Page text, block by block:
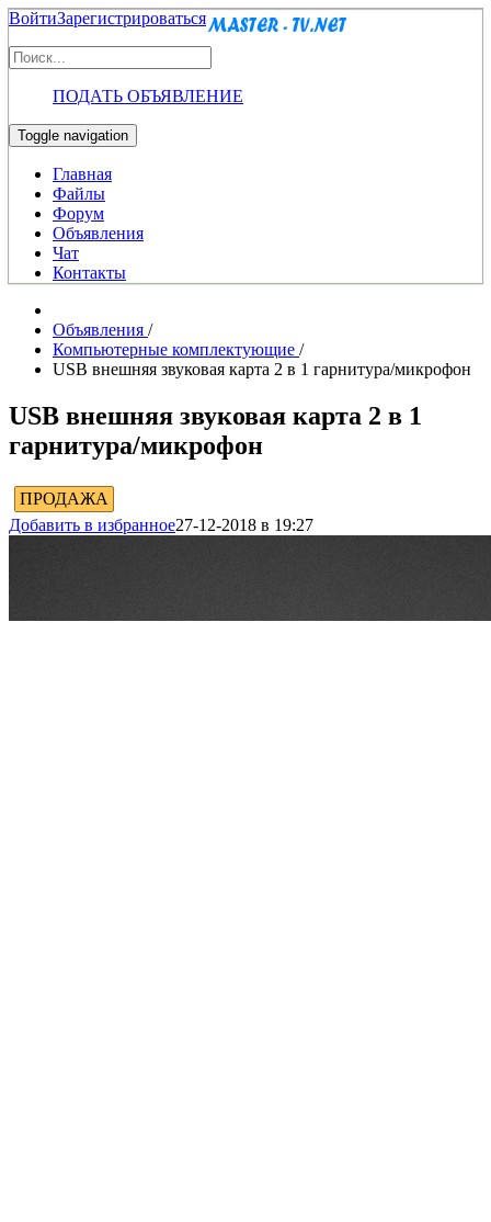
ВойтиЗарегистрироваться
ПОДАТЬ ОБЪЯВЛЕНИЕ
Toggle navigation
Главная
Файлы
Форум
Объявления
Чат
Контакты
Объявления /
Компьютерные комплектующие /
USB внешняя звуковая карта 2 в 1 гарнитура/микрофон
USB внешняя звуковая карта 2 в 1
гарнитура/микрофон
ПРОДАЖА
Добавить в избранное27-12-2018 в 19:27